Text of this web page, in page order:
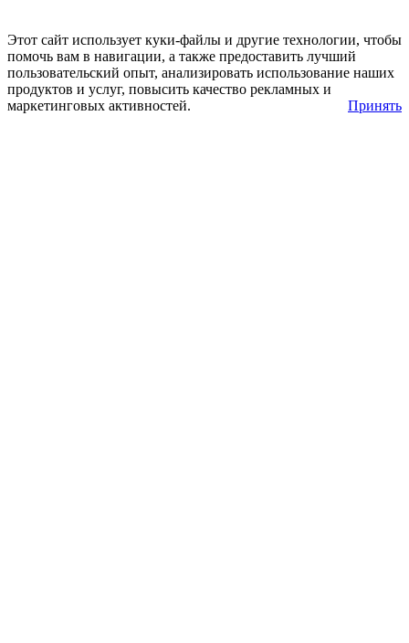
Этот сайт использует куки-файлы и другие технологии, чтобы
помочь вам в навигации, а также предоставить лучший
пользовательский опыт, анализировать использование наших
продуктов и услуг, повысить качество рекламных и
маркетинговых активностей.
Принять